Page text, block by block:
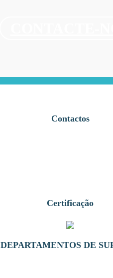
Contactos
Certificação
DEPARTAMENTOS DE